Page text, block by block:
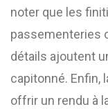
noter que les
passementeries
détails ajoutent
capitonné. Enfin,
offrir un rendu à